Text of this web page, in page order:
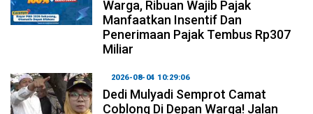
Warga, Ribuan Wajib Pajak
Manfaatkan Insentif Dan
Penerimaan Pajak Tembus Rp307
Miliar
2026-08-04 10:29:06
Dedi Mulyadi Semprot Camat
Coblong Di Depan Warga! Jalan